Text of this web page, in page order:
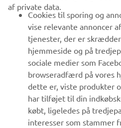
B2B
MERE YAMAHA
SUPPORT
NYHEDSBREV
Vær den første til at få besked om
af private data.
Cookies til sporing og
vise relevante annoncer
tjenester, der er
hjemmeside og på
sociale medier som
browseradfærd på vores
dette er, viste produkter
har tilføjet til din
købt, ligeledes på
interesser som stammer